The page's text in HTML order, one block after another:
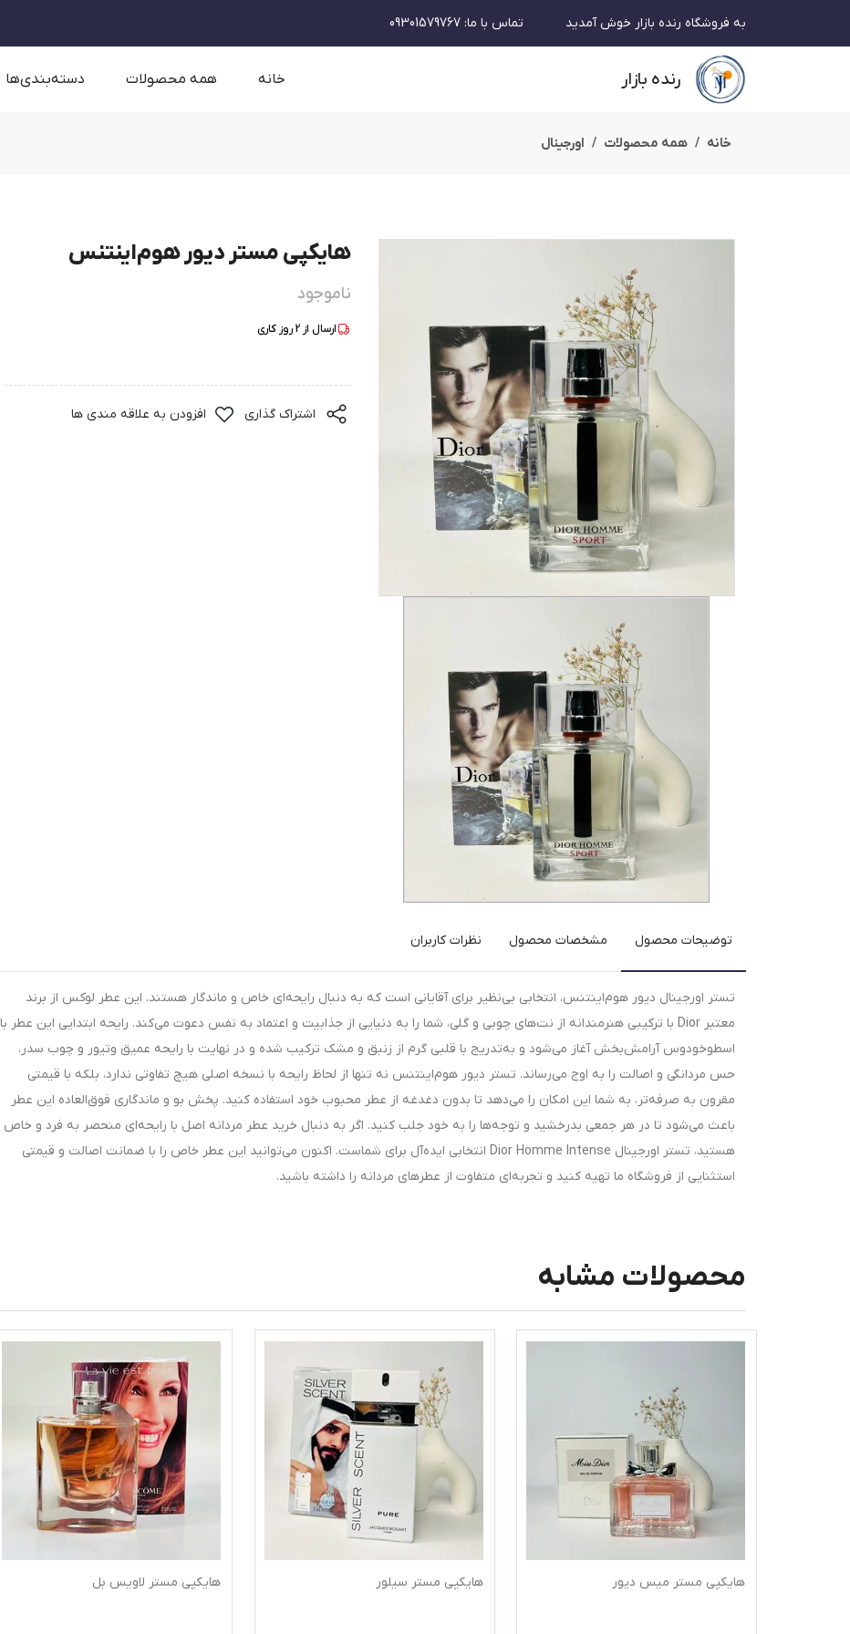
به فروشگاه رنده بازار خوش آمدید تماس با ما:
09301579767
رنده بازار خانه همه محصولات دسته‌بندی‌ها
خانه همه محصولات اورجینال
هایکپی مستر دیور هوم‌اینتنس
ناموجود
ارسال از 2روز کاری
اشتراک گذاری افزودن به علاقه مندی ها
توضیحات محصول مشخصات محصول نظرات کاربران
تستر اورجینال دیور هوم‌اینتنس، انتخابی بی‌نظیر برای آقایانی است که به دنبال رایحه‌ای خاص و ماندگار هستند. این عطر لوکس از برند
معتبر Dior با ترکیبی هنرمندانه از نت‌های چوبی و گلی، شما را به دنیایی از جذابیت و اعتماد به نفس دعوت می‌کند. رایحه ابتدایی این عطر با
اسطوخودوس آرامش‌بخش آغاز می‌شود و به‌تدریج با قلبی گرم از زنبق و مشک ترکیب شده و در نهایت با رایحه عمیق وتیور و چوب سدر،
حس مردانگی و اصالت را به اوج می‌رساند. تستر دیور هوم‌اینتنس نه تنها از لحاظ رایحه با نسخه اصلی هیچ تفاوتی ندارد، بلکه با قیمتی
مقرون به صرفه‌تر، به شما این امکان را می‌دهد تا بدون دغدغه از عطر محبوب خود استفاده کنید. پخش بو و ماندگاری فوق‌العاده این عطر
باعث می‌شود تا در هر جمعی بدرخشید و توجه‌ها را به خود جلب کنید. اگر به دنبال خرید عطر مردانه اصل با رایحه‌ای منحصر به فرد و خاص
هستید، تستر اورجینال Dior Homme Intense انتخابی ایده‌آل برای شماست. اکنون می‌توانید این عطر خاص را با ضمانت اصالت و قیمتی
استثنایی از فروشگاه ما تهیه کنید و تجربه‌ای متفاوت از عطرهای مردانه را داشته باشید.
محصولات مشابه
هایکپی مستر میس دیور هایکپی مستر سیلور هایکپی مستر لاویس بل